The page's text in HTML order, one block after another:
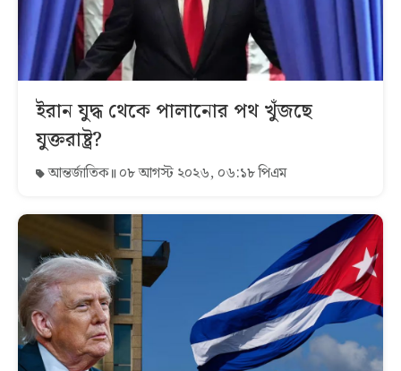
ইরান যুদ্ধ থেকে পালানোর পথ খুঁজছে
যুক্তরাষ্ট্র?
আন্তর্জাতিক ০৮ আগস্ট ২০২৬, ০৬:১৮ পিএম